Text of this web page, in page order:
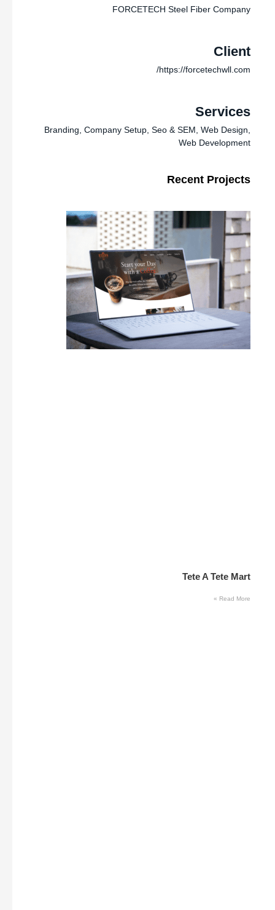
FORCETECH Steel Fiber Company
Client
https://forcetechwll.com/
Services
Branding Company Setup Seo & SEM Web Design
Web Development
Recent Projects
Tete A Tete Mart
Read More »